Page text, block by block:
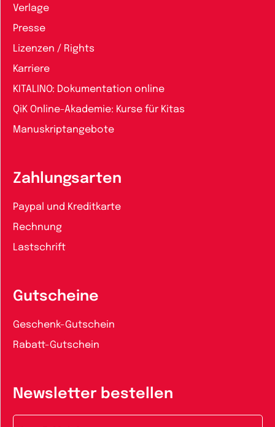
Verlage
Presse
Lizenzen / Rights
Karriere
KITALINO: Dokumentation online
QiK Online-Akademie: Kurse für Kitas
Manuskriptangebote
Zahlungsarten
Paypal und Kreditkarte
Rechnung
Lastschrift
Gutscheine
Geschenk-Gutschein
Rabatt-Gutschein
Newsletter bestellen